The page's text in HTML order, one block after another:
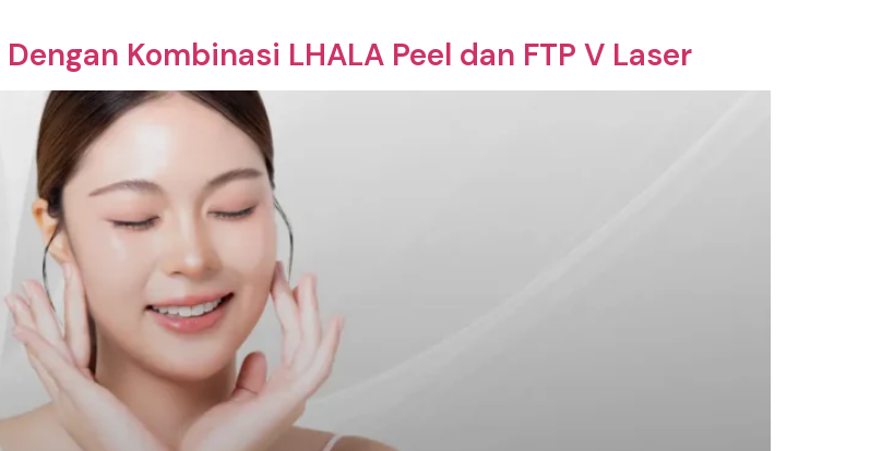
Kombinasi LHALA Peel dan FTP V Laser